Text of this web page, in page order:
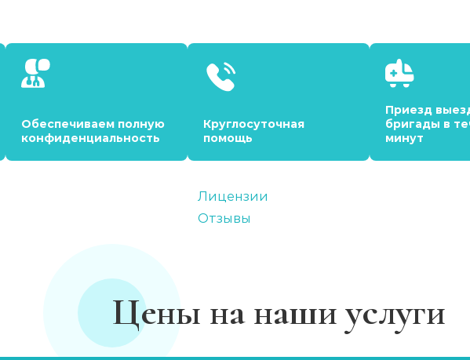
Обеспечиваем полную
конфиденциальность
Круглосуточная
помощь
Приезд
бригады в
минут
Лицензии
Отзывы
Цены на наши услуги